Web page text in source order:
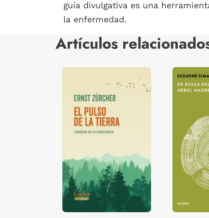
guía divulgativa es una
la enfermedad.
Artículos